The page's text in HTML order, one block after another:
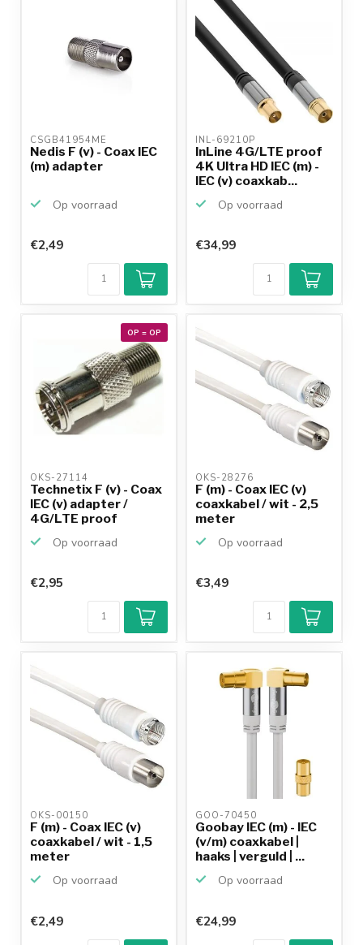
CSGB41954ME
Nedis F (v) - Coax IEC
(m) adapter
Op voorraad
€2,49
INL-69210P
InLine 4G/LTE proof
4K Ultra HD IEC (m) -
IEC (v) coaxkab...
Op voorraad
€34,99
OP = OP
OKS-27114
Technetix F (v) - Coax
IEC (v) adapter /
4G/LTE proof
Op voorraad
€2,95
OKS-28276
F (m) - Coax IEC (v)
coaxkabel / wit - 2,5
meter
Op voorraad
9,2/10
Achteraf
betalen mogelijk
productkennis
€3,49
OKS-00150
F (m) - Coax IEC (v)
coaxkabel / wit - 1,5
meter
Op voorraad
€2,49
GOO-70450
Goobay IEC (m) - IEC
(v/m) coaxkabel |
haaks | verguld | ...
Op voorraad
€24,99